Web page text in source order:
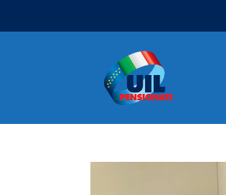
Navigazione principale